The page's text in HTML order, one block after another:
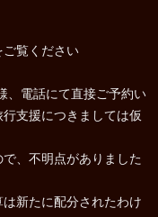
ご覧ください
、電話にて直接ご予約い
支援につきましては仮
、不明点がありました
新たに配分されたわけ